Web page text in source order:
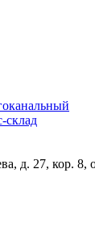
склад
д. 27, кор. 8,